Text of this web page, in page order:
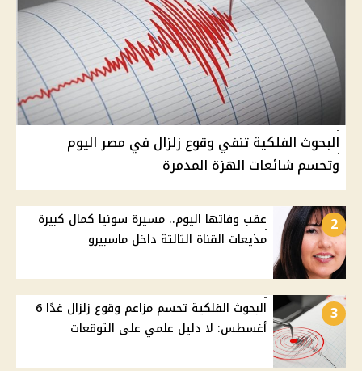
البحوث الفلكية تنفي وقوع زلزال في مصر اليوم
وتحسم شائعات الهزة المدمرة
2
عقب وفاتها اليوم.. مسيرة سونيا كمال كبيرة
مذيعات القناة الثالثة داخل ماسبيرو
3
البحوث الفلكية تحسم مزاعم وقوع زلزال غدًا 6
أغسطس: لا دليل علمي على التوقعات